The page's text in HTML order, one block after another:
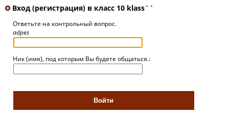
Вход (регистрация) в класс 10 klass``
Ответьте на контрольный вопрос.
adpes
Ник (имя), под которым Вы будете общаться.: